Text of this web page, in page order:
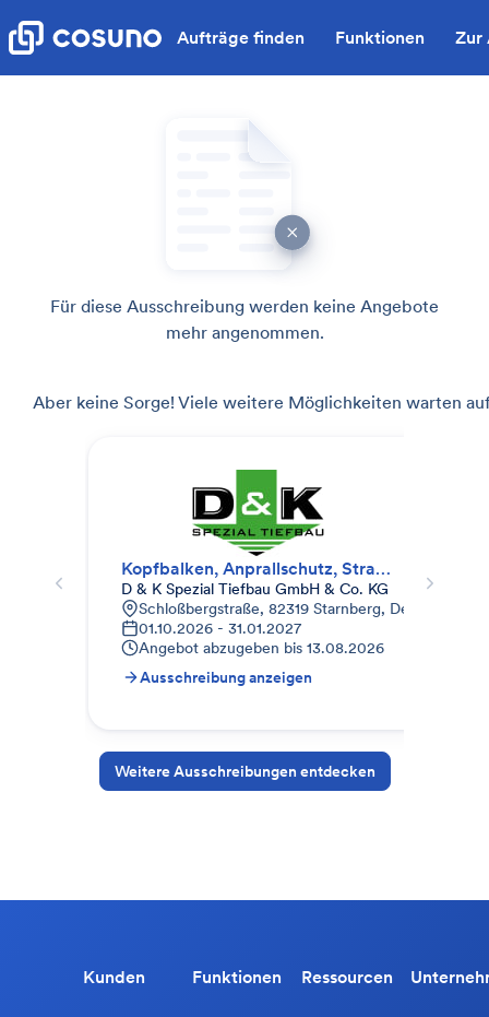
Aufträge finden Funktionen Zur
Für diese Ausschreibung werden keine Angebote
mehr angenommen.
Aber keine Sorge! Viele weitere Möglichkeiten warten
Kopfbalken, Anprallschutz, Straßenbau und Entwässerung
D & K Spezial Tiefbau GmbH & Co. KG
Schloßbergstraße, 82319 Starnberg, Deutschland
01.10.2026 - 31.01.2027
Angebot abzugeben bis 13.08.2026
Ausschreibung anzeigen
Weitere Ausschreibungen entdecken
Kunden Funktionen Ressourcen